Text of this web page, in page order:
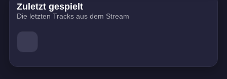
Zuletzt gespielt
Die letzten Tracks aus dem Stream